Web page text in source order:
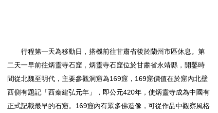
行程第一天為移動日，搭機前往甘肅省後於蘭州市區休息。第
二天一早前往炳靈寺石窟，炳靈寺石窟位於甘肅省永靖縣，開鑿時
間從北魏至明代，主要參觀洞窟為169窟，169窟價值在於窟內北壁
西側有題記「西秦建弘元年」，即公元420年，使炳靈寺成為中國有
正式記載最早的石窟。169窟內有眾多佛造像，可從作品中觀察風格